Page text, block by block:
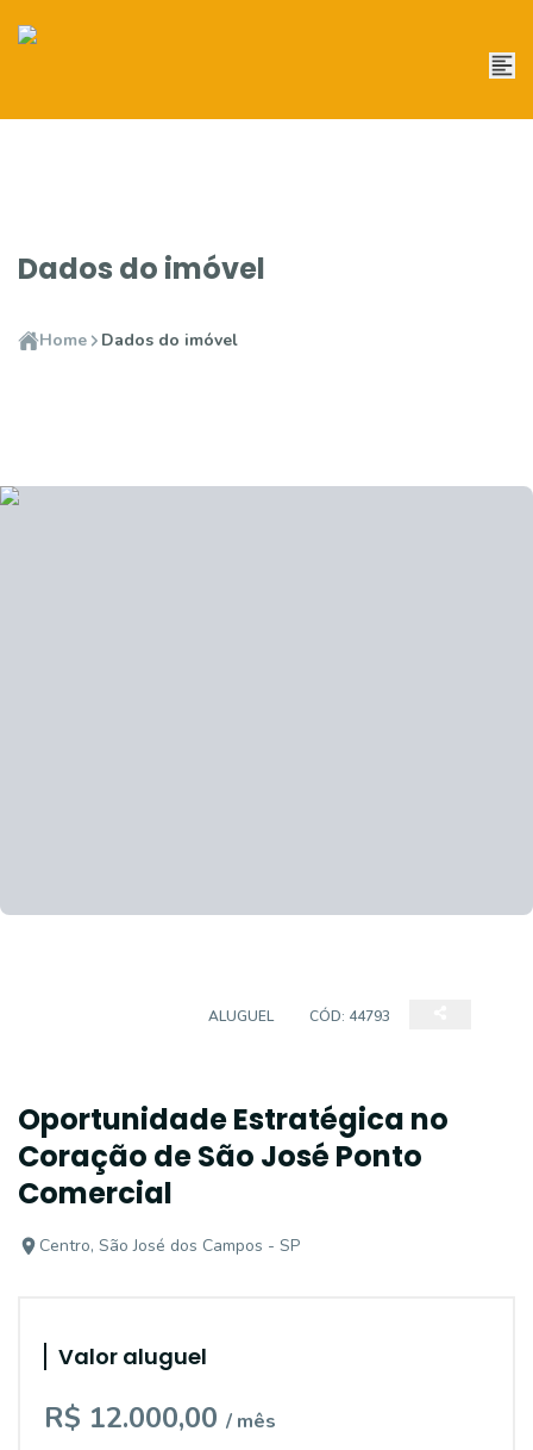
Dados do imóvel
Home Dados do imóvel
ALUGUEL CÓD: 44793
Oportunidade Estratégica no
Coração de São José Ponto
Comercial
Centro, São José dos Campos - SP
Valor aluguel
R$ 12.000,00 / mês